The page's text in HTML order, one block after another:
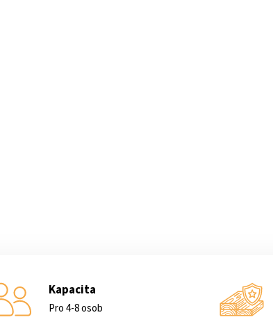
Kapacita
Pro 4-8 osob